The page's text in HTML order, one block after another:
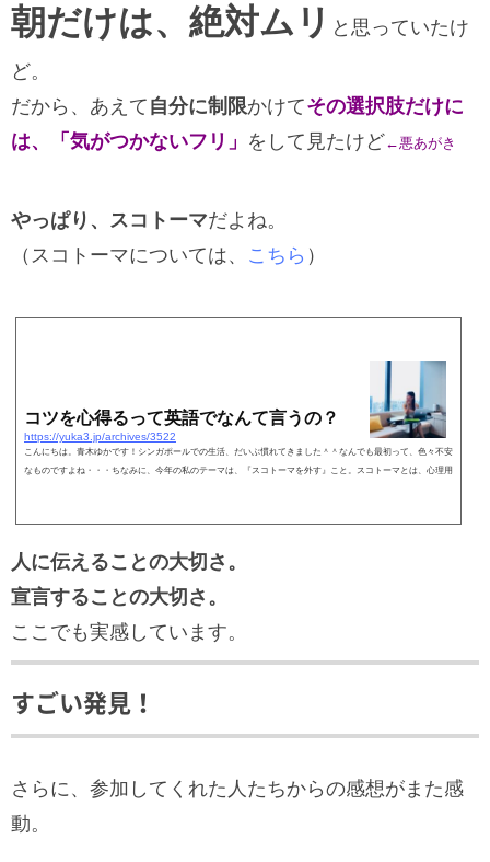
朝だけは、絶対ムリ と思っていたけ
ど。
だから、あえて 自分に制限かけてその選択肢だけに
は、「気がつかないフリ」 をして見たけど←悪あがき
やっぱり、スコトーマだよね。
（スコトーマについては、 こちら ）
コツを心得るって英語でなんて言うの？
https://yuka3.jp/archives/3522
こんにちは。青木ゆかです！シンガポールでの生活、だいぶ慣れてきました＾＾なんでも最初って、色々不安
なものですよね・・・ちなみに、今年の私のテーマは、『スコトーマを外す』こと。スコトーマとは、心理用
人に伝えることの大切さ。
宣言することの大切さ。
ここでも実感しています。
すごい発見！
さらに、参加してくれた人たちからの感想がまた感
動。